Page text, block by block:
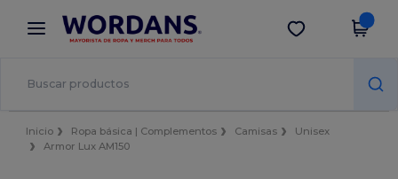
× App de Wordans
¡Mejores precios en app!
Descargar app
Inicio Ropa básica | Complementos Camisas
Unisex
Armor Lux AM150